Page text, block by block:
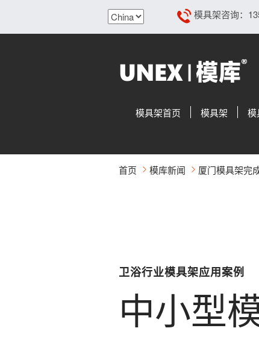
模具架咨询：
模具架首页 模具架 模
首页 模库新闻 厦门模具架完
卫浴行业模具架应用案例
中小型